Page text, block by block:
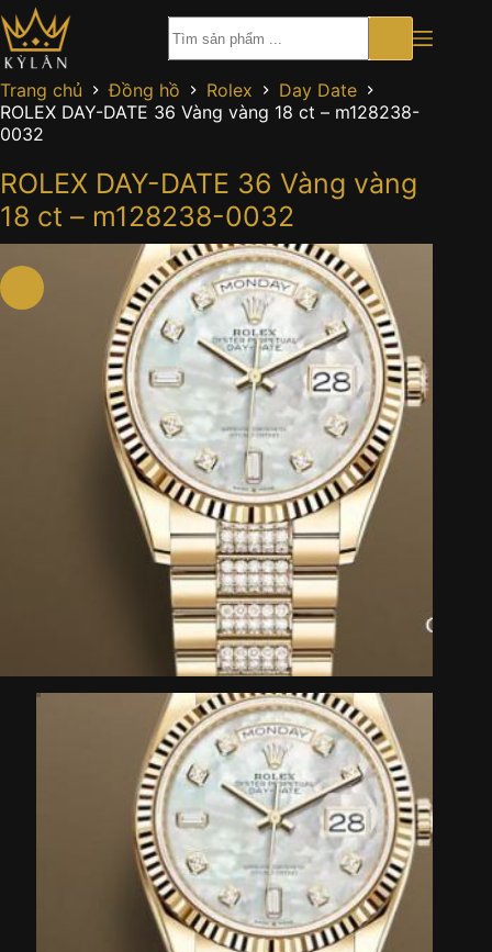
Chuyển
đến
phần
nội
dung
Trang chủ Đồng hồ Rolex
Day Date
ROLEX DAY-DATE 36 Vàng vàng 18 ct – m128238-
0032
ROLEX DAY-DATE 36 Vàng vàng
18 ct – m128238-0032